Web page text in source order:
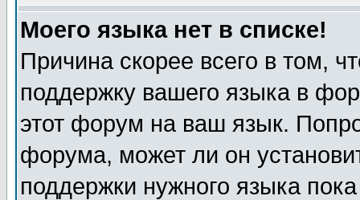
Моего языка нет в списке!
Причина скорее всего в том,
поддержку вашего языка в
этот форум на ваш язык.
форума, может ли он
поддержки нужного языка